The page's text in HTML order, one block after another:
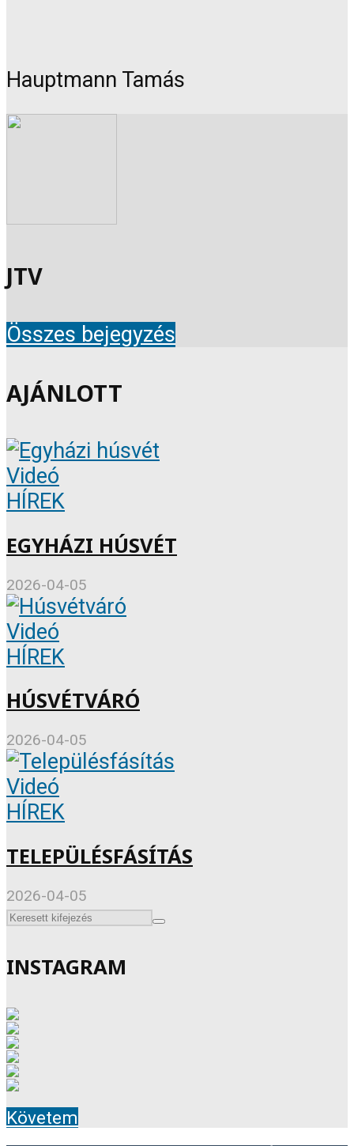
Hauptmann Tamás
JTV
Összes bejegyzés
AJÁNLOTT
Videó
HÍREK
EGYHÁZI HÚSVÉT
2026-04-05
Videó
HÍREK
HÚSVÉTVÁRÓ
2026-04-05
Videó
HÍREK
TELEPÜLÉSFÁSÍTÁS
2026-04-05
INSTAGRAM
Követem